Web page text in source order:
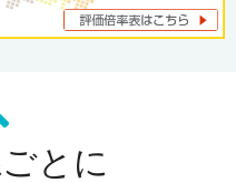
とに